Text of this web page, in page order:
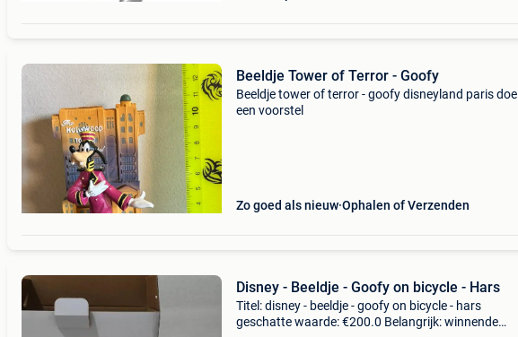
Beeldje Tower of Terror - Goofy
Beeldje tower of terror - goofy disneyland paris doe
een voorstel
Zo goed als nieuw Ophalen of Verzenden
Disney - Beeldje - Goofy on bicycle - Hars
Titel: disney - beeldje - goofy on bicycle - hars
geschatte waarde: €200.0 Belangrijk: winnende